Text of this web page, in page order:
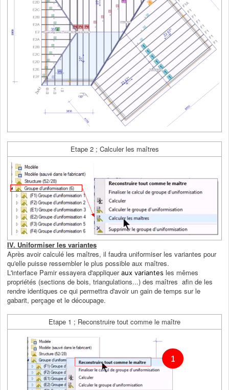
Etape 2 ; Calculer les maîtres
IV. Uniformiser les variantes
Après avoir calculé les maîtres, il faudra uniformiser les variantes pour
qu'elle puisse ressembler le plus possible aux maîtres.
L'interface Pamir essayera d'appliqueraux variantes les mêmes
propriétés (sections de bois, triangulations...) des maîtres afin de les
rendre identiques ce qui permettra d'avoir un gain de temps sur le
gabarit, perçage et le découpage.
Etape 1 ; Reconstruire tout comme le maître